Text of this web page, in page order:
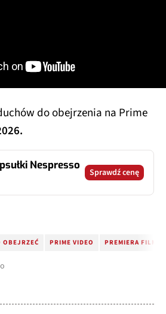
do obejrzenia na Prime
Nespresso
Sprawdź cenę
OBEJRZEĆ PRIME VIDEO PREMIERA FILMU